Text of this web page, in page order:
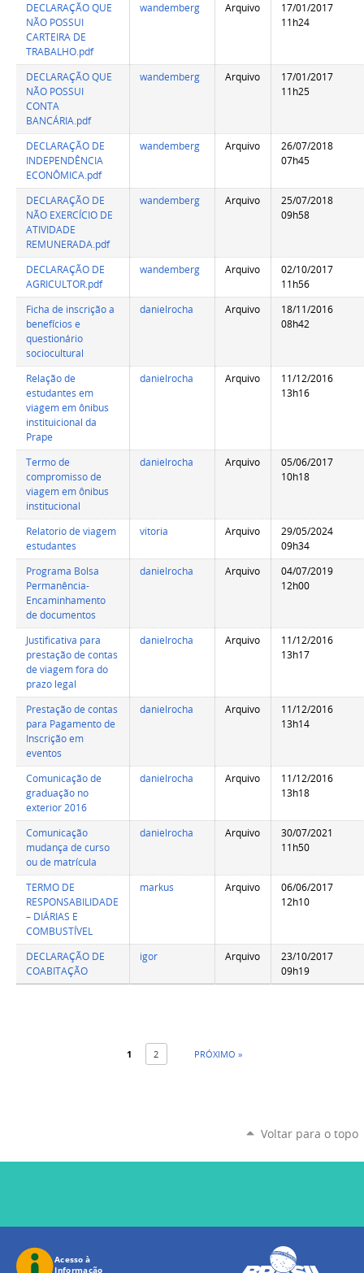
DECLARAÇÃO QUE
NÃO POSSUI
CARTEIRA DE
TRABALHO.pdf
wandemberg Arquivo
17/01/2017
11h24
DECLARAÇÃO QUE
NÃO POSSUI
CONTA
BANCÁRIA.pdf
wandemberg Arquivo
17/01/2017
11h25
DECLARAÇÃO DE
INDEPENDÊNCIA
ECONÔMICA.pdf
wandemberg Arquivo
26/07/2018
07h45
DECLARAÇÃO DE
NÃO EXERCÍCIO DE
ATIVIDADE
REMUNERADA.pdf
wandemberg Arquivo
25/07/2018
09h58
DECLARAÇÃO DE
AGRICULTOR.pdf
wandemberg Arquivo
02/10/2017
11h56
Ficha de inscrição a
benefícios e
questionário
sociocultural
danielrocha Arquivo
18/11/2016
08h42
Relação de
estudantes em
viagem em ônibus
instituicional da
Prape
danielrocha Arquivo
11/12/2016
13h16
Termo de
compromisso de
viagem em ônibus
institucional
danielrocha Arquivo
05/06/2017
10h18
Relatorio de viagem
estudantes
vitoria Arquivo
29/05/2024
09h34
Programa Bolsa
Permanência-
Encaminhamento
de documentos
danielrocha Arquivo
04/07/2019
12h00
Justificativa para
prestação de contas
de viagem fora do
prazo legal
danielrocha Arquivo
11/12/2016
13h17
Prestação de contas
para Pagamento de
Inscrição em
eventos
danielrocha Arquivo
11/12/2016
13h14
Comunicação de
graduação no
exterior 2016
danielrocha Arquivo
11/12/2016
13h18
Comunicação
mudança de curso
ou de matrícula
danielrocha Arquivo
30/07/2021
11h50
TERMO DE
RESPONSABILIDADE
– DIÁRIAS E
COMBUSTÍVEL
markus Arquivo
06/06/2017
12h10
DECLARAÇÃO DE
COABITAÇÃO
igor Arquivo
23/10/2017
09h19
1 2 PRÓXIMO »
Voltar para o topo